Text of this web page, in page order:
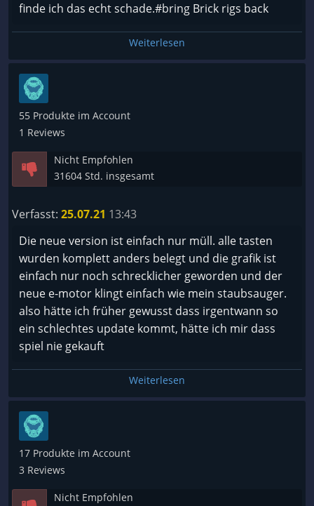
finde ich das echt schade.#bring Brick rigs back
Weiterlesen
55 Produkte im Account
1 Reviews
Nicht Empfohlen
31604 Std. insgesamt
Verfasst: 25.07.21 13:43
Die neue version ist einfach nur müll. alle tasten
wurden komplett anders belegt und die grafik ist
einfach nur noch schrecklicher geworden und der
neue e-motor klingt einfach wie mein staubsauger.
also hätte ich früher gewusst dass irgentwann so
ein schlechtes update kommt, hätte ich mir dass
spiel nie gekauft
Weiterlesen
17 Produkte im Account
3 Reviews
Nicht Empfohlen